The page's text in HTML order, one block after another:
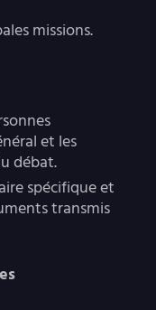
missions.
et les
débat.
spécifique et
transmis